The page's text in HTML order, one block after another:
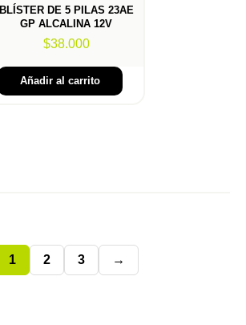
BLÍSTER DE 5 PILAS 23AE
GP ALCALINA 12V
$38.000
Añadir al carrito
1 2 3 →